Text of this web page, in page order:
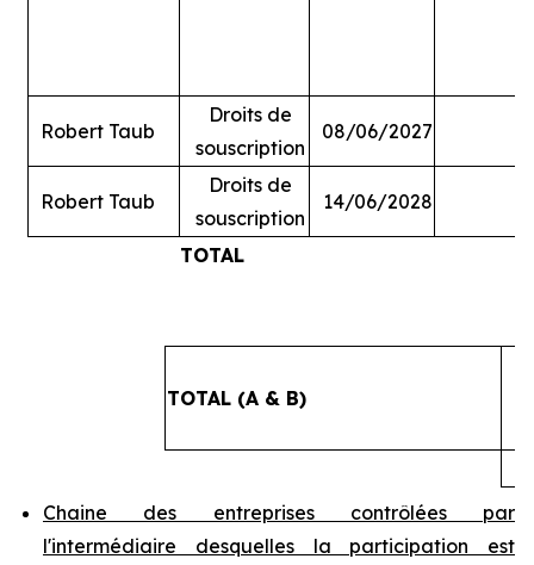
Robert Taub
Droits de
souscription
08/06/2027
Robert Taub
Droits de
souscription
14/06/2028
TOTAL
TOTAL (A & B)
Chaine des entreprises contrôlées par
l'intermédiaire desquelles la participation est